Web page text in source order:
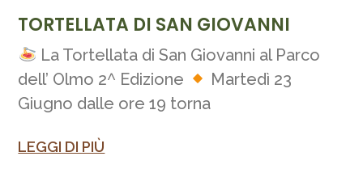
TORTELLATA DI SAN GIOVANNI
La Tortellata di San Giovanni al Parco
dell’ Olmo 2^ Edizione
Martedì 23
Giugno dalle ore 19 torna
LEGGI DI PIÙ